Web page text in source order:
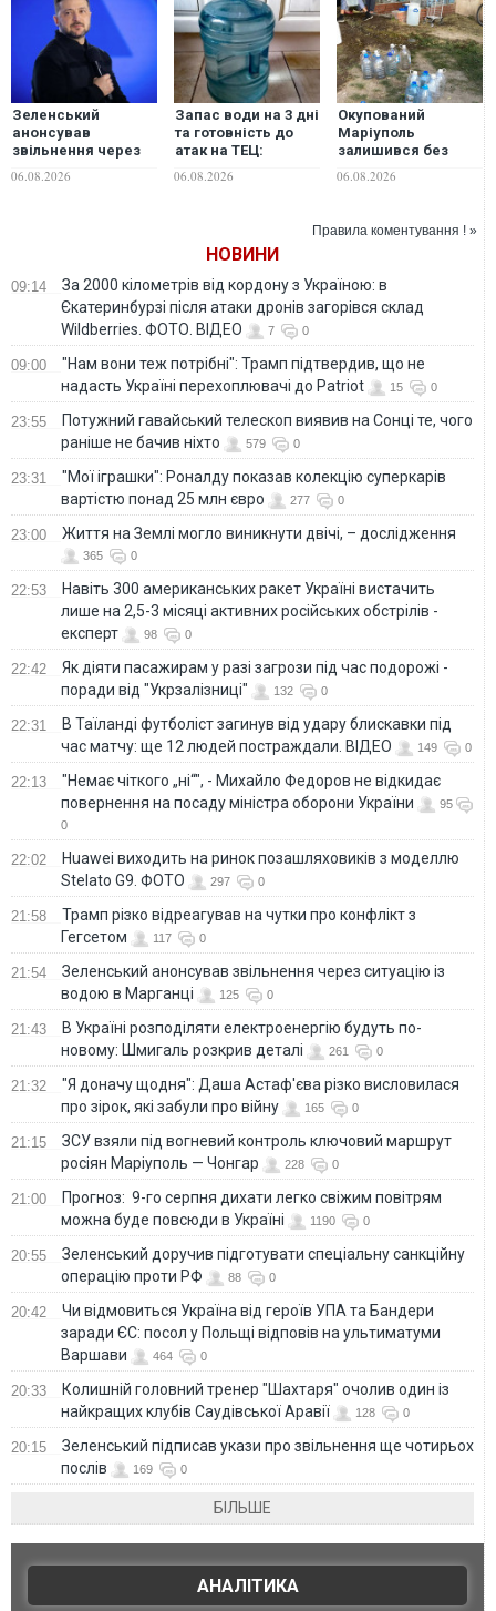
Зеленський
анонсував
звільнення через
в Марганці
06.08.2026
Запас води на 3 дні
та готовність до
атак на ТЕЦ:
про ризики
06.08.2026
Окупований
Маріуполь
залишився без
06.08.2026
Правила коментування ! »
НОВИНИ
09:14
За 2000 кілометрів від кордону з Україною: в
Єкатеринбурзі після атаки дронів загорівся склад
Wildberries. ФОТО. ВІДЕО
7 0
09:00
"Нам вони теж потрібні": Трамп підтвердив, що не
надасть Україні перехоплювачі до Patriot
15 0
23:55
Потужний гавайський телескоп виявив на Сонці те, чого
раніше не бачив ніхто
579 0
23:31
"Мої іграшки": Роналду показав колекцію суперкарів
вартістю понад 25 млн євро
277 0
23:00 Життя на Землі могло виникнути двічі, – дослідження
365 0
22:53
Навіть 300 американських ракет Україні вистачить
лише на 2,5-3 місяці активних російських обстрілів -
експерт
98 0
22:42
Як діяти пасажирам у разі загрози під час подорожі -
поради від "Укрзалізниці"
132 0
22:31
В Таїланді футболіст загинув від удару блискавки під
час матчу: ще 12 людей постраждали. ВІДЕО
149 0
22:13
"Немає чіткого „ні“", - Михайло Федоров не відкидає
повернення на посаду міністра оборони України
95
0
22:02
Huawei виходить на ринок позашляховиків з моделлю
Stelato G9. ФОТО
297 0
21:58
Трамп різко відреагував на чутки про конфлікт з
Гегсетом
117 0
21:54
Зеленський анонсував звільнення через ситуацію із
водою в Марганці
125 0
21:43
В Україні розподіляти електроенергію будуть по-
новому: Шмигаль розкрив деталі
261 0
21:32
"Я доначу щодня": Даша Астаф'єва різко висловилася
про зірок, які забули про війну
165 0
21:15
ЗСУ взяли під вогневий контроль ключовий маршрут
росіян Маріуполь — Чонгар
228 0
21:00
Прогноз: 9-го серпня дихати легко свіжим повітрям
можна буде повсюди в Україні
1190 0
20:55
Зеленський доручив підготувати спеціальну санкційну
операцію проти РФ
88 0
20:42
Чи відмовиться Україна від героїв УПА та Бандери
заради ЄС: посол у Польщі відповів на ультиматуми
Варшави
464 0
20:33
Колишній головний тренер "Шахтаря" очолив один із
найкращих клубів Саудівської Аравії
128 0
20:15
Зеленський підписав укази про звільнення ще чотирьох
послів
169 0
БІЛЬШЕ
АНАЛІТИКА